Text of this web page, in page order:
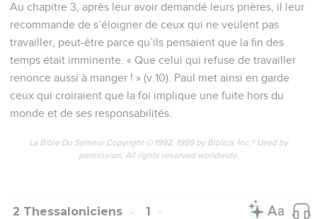
Au chapitre 3, après leur avoir demandé leurs prières, il leur
recommande de s’éloigner de ceux qui ne veulent pas
travailler, peut-être parce qu’ils pensaient que la fin des
temps était imminente. « Que celui qui refuse de travailler
renonce aussi à manger ! » (v.10). Paul met ainsi en garde
ceux qui croiraient que la foi implique une fuite hors du
monde et de ses responsabilités.
La Bible Du Semeur Copyright © 1992, 1999 by Biblica, Inc.® Used by
permission. All rights reserved worldwide.
2 Thessaloniciens 1